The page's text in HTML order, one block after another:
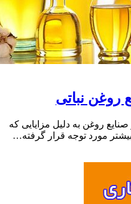
نباتی
روغن به دلیل مزایایی که
مورد توجه قرار گرفته…